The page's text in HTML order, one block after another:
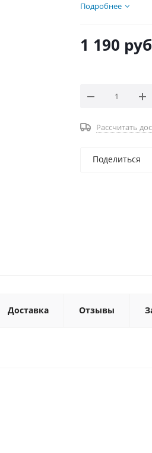
Подробнее
1 190
Рассчитать
Поделиться
Доставка Отзывы